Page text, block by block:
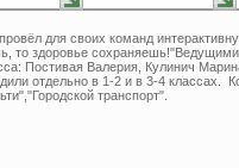
для своих команд
то здоровье
Постивая Валерия, Кулинич
отдельно в 1-2 и в 3-4 классах.
транспорт".